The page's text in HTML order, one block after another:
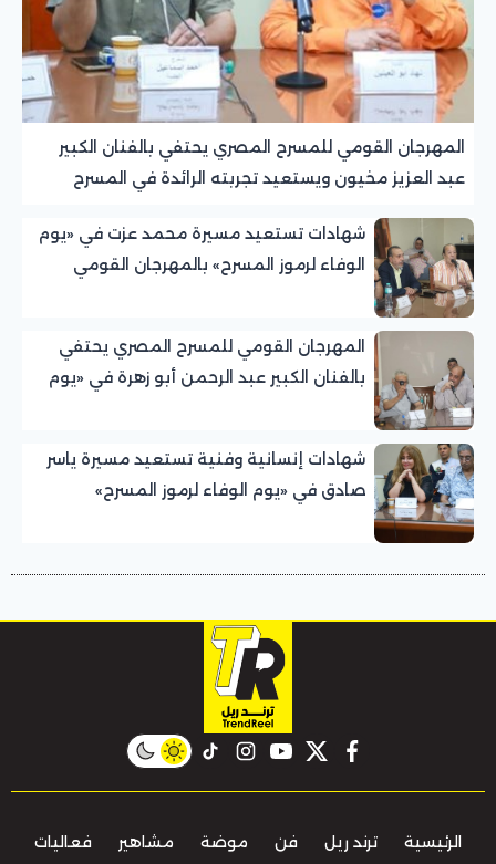
المهرجان القومي للمسرح المصري يحتفي بالفنان الكبير
عبد العزيز مخيون ويستعيد تجربته الرائدة في المسرح
شهادات تستعيد مسيرة محمد عزت في «يوم
الوفاء لرموز المسرح» بالمهرجان القومي
المهرجان القومي للمسرح المصري يحتفي
بالفنان الكبير عبد الرحمن أبو زهرة في «يوم
شهادات إنسانية وفنية تستعيد مسيرة ياسر
صادق في «يوم الوفاء لرموز المسرح»
facebook
twitter
youtube
instagram
tiktok
الرئيسية ترند ريل فن موضة مشاهير فعاليات